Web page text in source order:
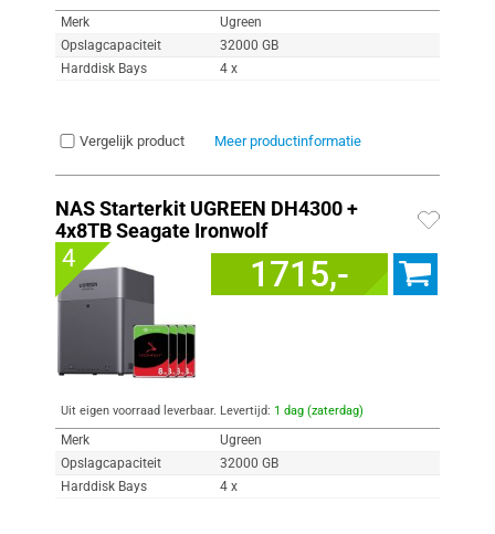
Merk
Ugreen
Opslagcapaciteit
32000 GB
Harddisk Bays
4 x
Vergelijk product Meer productinformatie
NAS Starterkit UGREEN DH4300 +
4x8TB Seagate Ironwolf
4 1715,-
Uit eigen voorraad leverbaar. Levertijd: 1 dag (zaterdag)
Merk
Ugreen
Opslagcapaciteit
32000 GB
Harddisk Bays
4 x